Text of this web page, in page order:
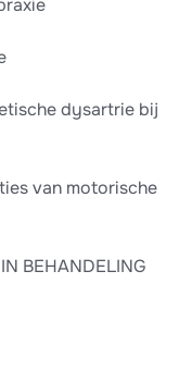
dysartrie bij
van motorische
BEHANDELING